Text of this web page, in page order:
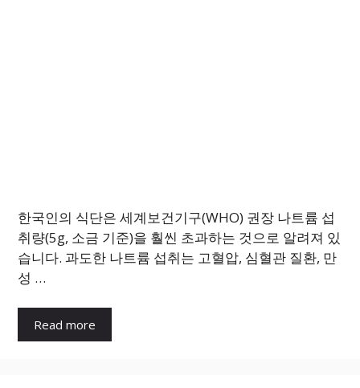
한국인의 식단은 세계보건기구(WHO) 권장 나트륨 섭
취량(5g, 소금 기준)을 훨씬 초과하는 것으로 알려져 있
습니다. 과도한 나트륨 섭취는 고혈압, 심혈관 질환, 만
성 …
Read more